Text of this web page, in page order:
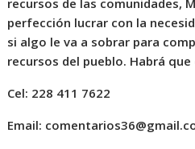
recursos de las comunidades,
perfección lucrar con la
si algo le va a sobrar para
recursos del pueblo. Habrá que
Cel: 228 411 7622
Email: